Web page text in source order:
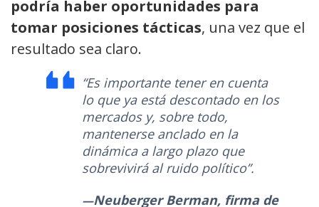
podría haber oportunidades para
tomar posiciones tácticas, una vez que el
resultado sea claro.
“Es importante tener en cuenta
lo que ya está descontado en los
mercados y, sobre todo,
mantenerse anclado en la
dinámica a largo plazo que
sobrevivirá al ruido político”.
Neuberger Berman, firma de